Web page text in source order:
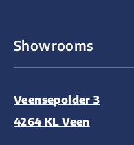
Showrooms
Veensepolder 3
4264 KL Veen